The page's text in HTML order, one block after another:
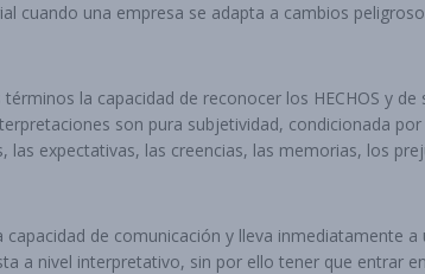
cuando una empresa se adapta a cambios
la capacidad de reconocer los HECHOS y
son pura subjetividad, condicionada
expectativas, las creencias, las memorias, los
de comunicación y lleva inmediatamente
a nivel interpretativo, sin por ello tener que entrar